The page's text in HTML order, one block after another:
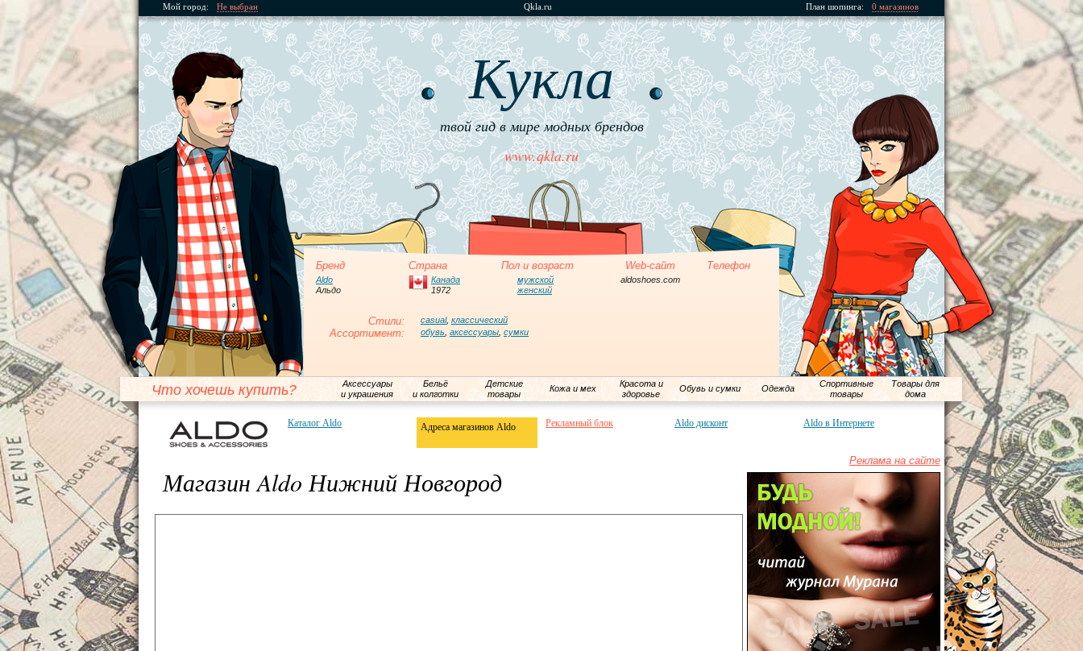
Мой город: Не выбран Qkla.ru План шопинга: 0 магазинов
Кукла
твой гид в мире модных брендов
www.qkla.ru
Бренд Страна Пол и возраст Web-сайт Телефон
Aldo
Альдо
Канада
1972
мужской
женский
aldoshoes.com
Стили: casual, классический
Ассортимент: обувь аксессуары сумки
Что хочешь купить?
Аксессуары
и украшения
Бельё
и колготки
Детские
товары
Кожа и мех
Красота и
здоровье
Обувь и сумки Одежда
Спортивные
товары
Товары для
дома
Каталог Aldo Адреса магазинов Aldo Рекламный блок Aldo дисконт Aldo в Интернете
Магазин Aldo Нижний Новгород
Реклама на сайте